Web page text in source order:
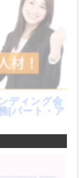
ディング会
[パート・ア